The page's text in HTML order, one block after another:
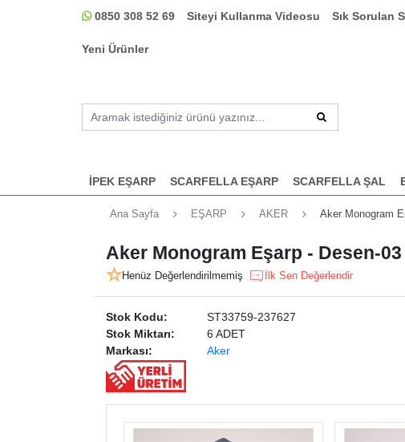
0850 308 52 69 Siteyi Kullanma Videosu Sık Sorulan
Yeni Ürünler
İPEK EŞARP SCARFELLA EŞARP SCARFELLA ŞAL
Ana Sayfa EŞARP AKER Aker Monogram
Aker Monogram Eşarp - Desen-
Henüz Değerlendirilmemiş İlk Sen Değerlendir
Stok Kodu:
ST33759-237627
Stok Miktarı:
6 ADET
Markası:
Aker